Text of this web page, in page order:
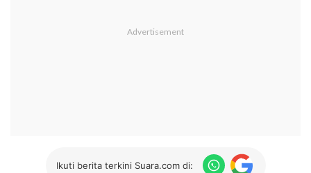
Ikuti berita terkini Suara.com di: